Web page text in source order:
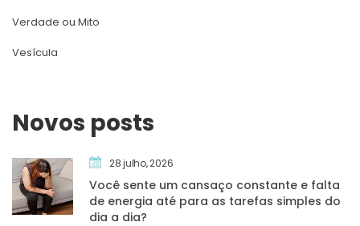
Verdade ou Mito
Vesícula
Novos post
28 julho, 2026
Você sente um cansaço constante e falta
de energia até para as tarefas simples do
dia a dia?